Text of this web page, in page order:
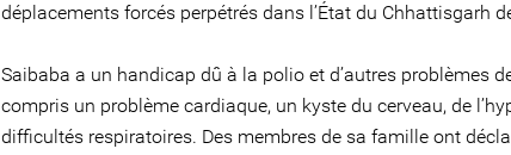
déplacements forcés perpétrés dans l’État du Chhattisgarh
Saibaba a un handicap dû à la polio et d’autres problèmes
compris un problème cardiaque, un kyste du cerveau, de
difficultés respiratoires. Des membres de sa famille ont